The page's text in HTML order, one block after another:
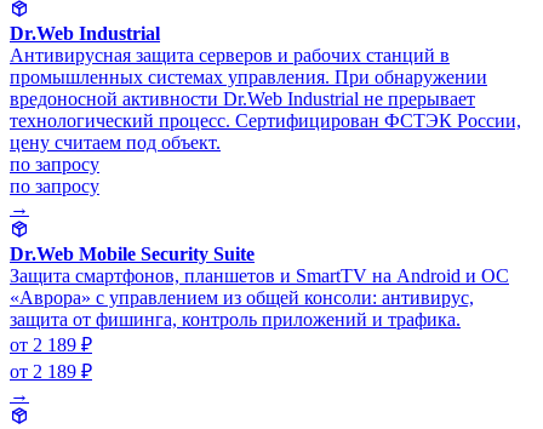
Dr.Web Industrial
Антивирусная защита серверов и рабочих станций в
промышленных системах управления. При обнаружении
вредоносной активности Dr.Web Industrial не прерывает
технологический процесс. Сертифицирован ФСТЭК России,
цену считаем под объект.
по запросу
по запросу
→
Dr.Web Mobile Security Suite
Защита смартфонов, планшетов и SmartTV на Android и ОС
«Аврора» с управлением из общей консоли: антивирус,
защита от фишинга, контроль приложений и трафика.
от 2 189 ₽
от 2 189 ₽
→